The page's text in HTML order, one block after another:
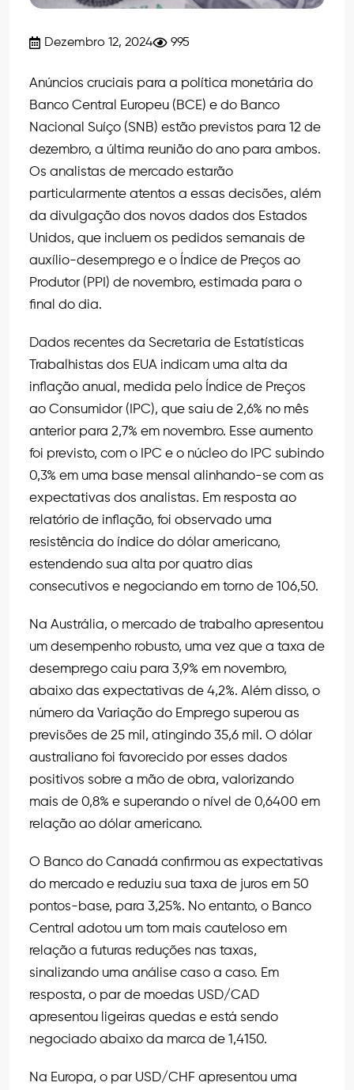
Dezembro 12, 2024 995
Anúncios cruciais para a política monetária do
Banco Central Europeu (BCE) e do Banco
Nacional Suíço (SNB) estão previstos para 12 de
dezembro, a última reunião do ano para ambos.
Os analistas de mercado estarão
particularmente atentos a essas decisões, além
da divulgação dos novos dados dos Estados
Unidos, que incluem os pedidos semanais de
auxílio-desemprego e o Índice de Preços ao
Produtor (PPI) de novembro, estimada para o
final do dia.
Dados recentes da Secretaria de Estatísticas
Trabalhistas dos EUA indicam uma alta da
inflação anual, medida pelo Índice de Preços
ao Consumidor (IPC), que saiu de 2,6% no mês
anterior para 2,7% em novembro. Esse aumento
foi previsto, com o IPC e o núcleo do IPC subindo
0,3% em uma base mensal alinhando-se com as
expectativas dos analistas. Em resposta ao
relatório de inflação, foi observado uma
resistência do índice do dólar americano,
estendendo sua alta por quatro dias
consecutivos e negociando em torno de 106,50.
Na Austrália, o mercado de trabalho apresentou
um desempenho robusto, uma vez que a taxa de
desemprego caiu para 3,9% em novembro,
abaixo das expectativas de 4,2%. Além disso, o
número da Variação do Emprego superou as
previsões de 25 mil, atingindo 35,6 mil. O dólar
australiano foi favorecido por esses dados
positivos sobre a mão de obra, valorizando
mais de 0,8% e superando o nível de 0,6400 em
relação ao dólar americano.
O Banco do Canadá confirmou as expectativas
do mercado e reduziu sua taxa de juros em 50
pontos-base, para 3,25%. No entanto, o Banco
Central adotou um tom mais cauteloso em
relação a futuras reduções nas taxas,
sinalizando uma análise caso a caso. Em
resposta, o par de moedas USD/CAD
apresentou ligeiras quedas e está sendo
negociado abaixo da marca de 1,4150.
Na Europa, o par USD/CHF apresentou uma